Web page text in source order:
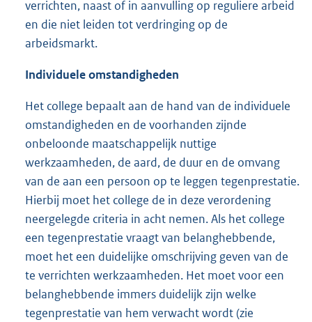
verrichten, naast of in aanvulling op reguliere arbeid
en die niet leiden tot verdringing op de
arbeidsmarkt.
Individuele omstandigheden
Het college bepaalt aan de hand van de individuele
omstandigheden en de voorhanden zijnde
onbeloonde maatschappelijk nuttige
werkzaamheden, de aard, de duur en de omvang
van de aan een persoon op te leggen tegenprestatie.
Hierbij moet het college de in deze verordening
neergelegde criteria in acht nemen. Als het college
een tegenprestatie vraagt van belanghebbende,
moet het een duidelijke omschrijving geven van de
te verrichten werkzaamheden. Het moet voor een
belanghebbende immers duidelijk zijn welke
tegenprestatie van hem verwacht wordt (zie